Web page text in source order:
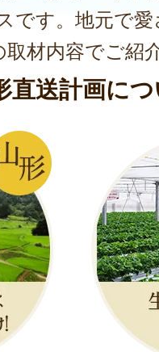
です。地元で
取材内容でご紹
直送計画に